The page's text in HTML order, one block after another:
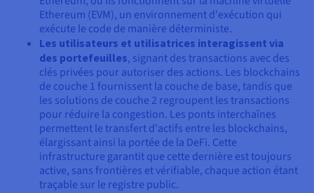
Ethereum (EVM), un environnement d'exécution qui
exécute le code de manière déterministe.
Les utilisateurs et utilisatrices interagissent via
des portefeuilles, signant des transactions avec des
clés privées pour autoriser des actions. Les blockchains
de couche 1 fournissent la couche de base, tandis que
les solutions de couche 2 regroupent les transactions
pour réduire la congestion. Les ponts interchaînes
permettent le transfert d'actifs entre les blockchains,
élargissant ainsi la portée de la DeFi. Cette
infrastructure garantit que cette dernière est toujours
active, sans frontières et vérifiable, chaque action étant
traçable sur le registre public.